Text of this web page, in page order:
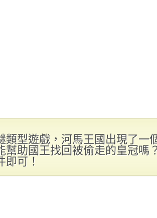
類型遊戲，河馬王國出現了一
幫助國王找回被偷走的皇冠嗎
即可！